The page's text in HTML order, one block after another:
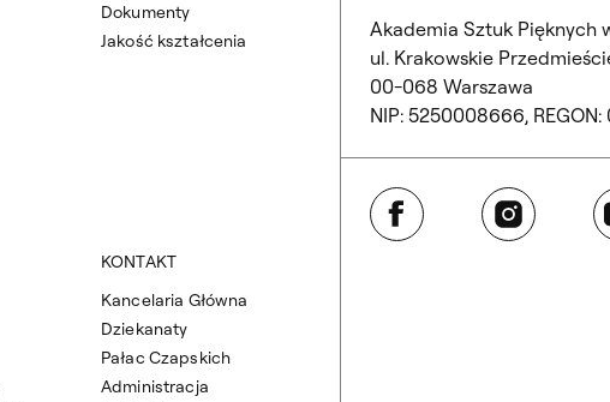
Dokumenty
Jakość kształcenia
KONTAKT
Kancelaria Główna
Dziekanaty
Pałac Czapskich
Administracja
Akademia Sztuk Pięknych
ul. Krakowskie
00-068 Warszawa
NIP: 5250008666,
Facebook Instagram